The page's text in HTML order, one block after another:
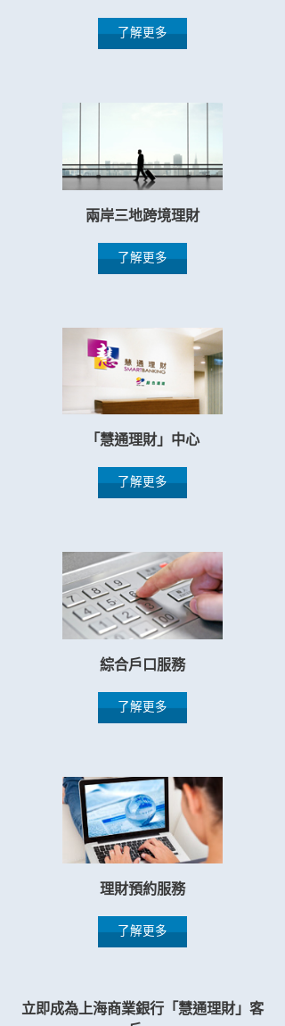
了解更多
兩岸三地跨境理財
了解更多
「慧通理財」中心
了解更多
綜合戶口服務
了解更多
理財預約服務
了解更多
立即成為上海商業銀行「慧通理財」客